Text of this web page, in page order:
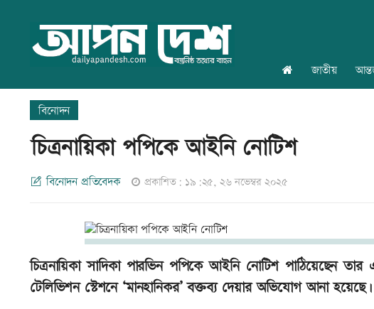
জাতীয়
বিনোদন
চিত্রনায়িকা পপিকে আইনি নোটিশ
বিনোদন প্রতিবেদক প্রকাশিত: ১৯:২৫, ২৬ নভেম্বর ২০২৫
চিত্রনায়িকা সাদিকা পারভিন পপিকে আইনি নোটিশ পাঠিয়েছেন
টেলিভিশন স্টেশনে ‘মানহানিকর’ বক্তব্য দেয়ার অভিযোগ আনা হয়েছে।